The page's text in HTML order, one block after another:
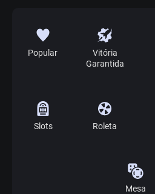
Popular
Vitória
Garantida
Slots Roleta
Mesa